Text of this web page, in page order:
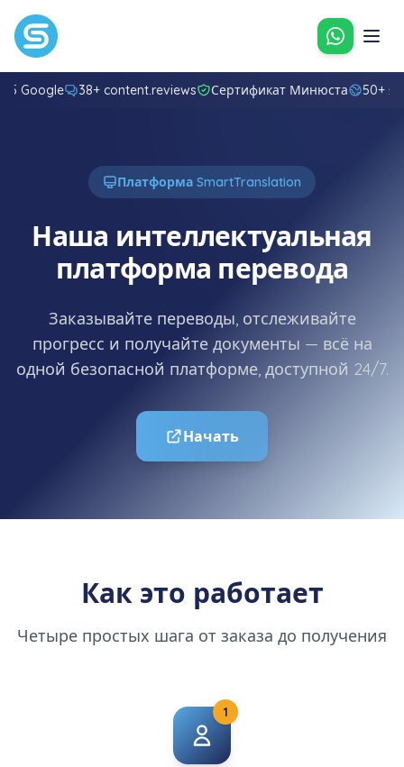
5 Google 38+ content.reviews Сертификат Минюста 50+
Платформа SmartTranslation
Наша интеллектуальная
платформа перевода
Заказывайте переводы, отслеживайте
прогресс и получайте документы — всё на
одной безопасной платформе, доступной 24/7.
Начать
Как это работает
Четыре простых шага от заказа до получения
1